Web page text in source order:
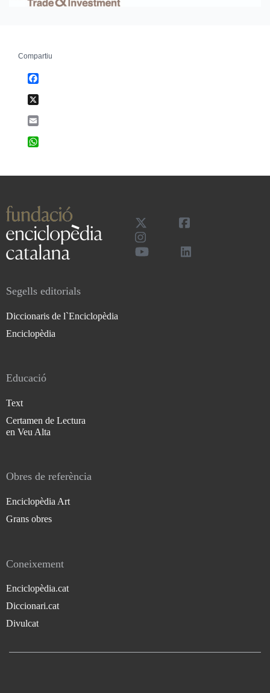
Compartiu
Segells editorials
Diccionaris de l`Enciclopèdia
Enciclopèdia
Educació
Text
Certamen de Lectura
en Veu Alta
Obres de referència
Enciclopèdia Art
Grans obres
Coneixement
Enciclopèdia.cat
Diccionari.cat
Divulcat